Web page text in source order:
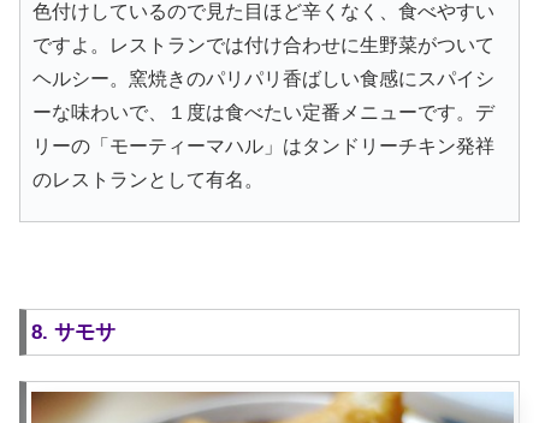
色付けしているので見た目ほど辛くなく、食べやすい
ですよ。レストランでは付け合わせに生野菜がついて
ヘルシー。窯焼きのパリパリ香ばしい食感にスパイシ
ーな味わいで、１度は食べたい定番メニューです。デ
リーの「モーティーマハル」はタンドリーチキン発祥
のレストランとして有名。
8. サモサ